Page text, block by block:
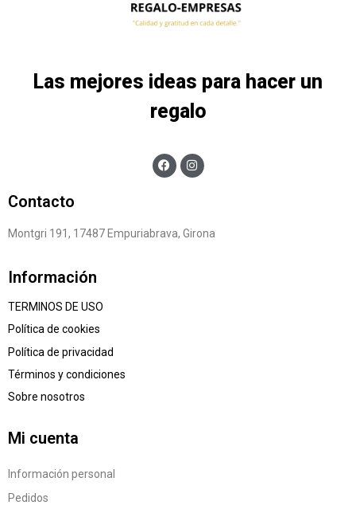
Las mejores ideas para hacer un
regalo
Contacto
Montgri 191, 17487 Empuriabrava, Girona
Información
TERMINOS DE USO
Política de cookies
Política de privacidad
Términos y condiciones
Sobre nosotros
Mi cuenta
Información personal
Pedidos